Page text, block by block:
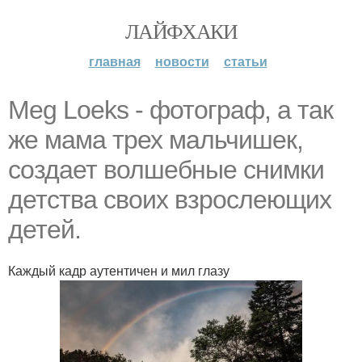
ЛАЙФХАКИ
главная новости статьи
Meg Loeks - фотограф, а так
же мама трех мальчишек,
создает волшебные снимки
детства своих взрослеющих
детей.
Каждый кадр аутентичен и мил глазу